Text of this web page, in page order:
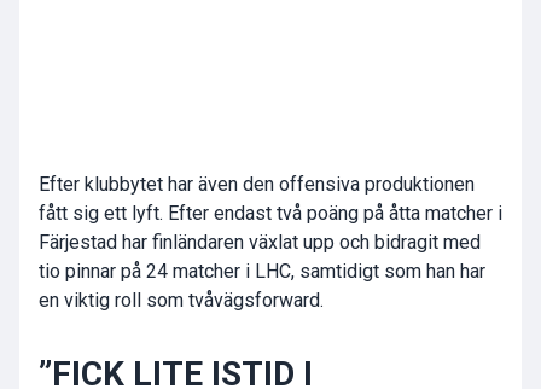
Efter klubbytet har även den offensiva produktionen
fått sig ett lyft. Efter endast två poäng på åtta matcher i
Färjestad har finländaren växlat upp och bidragit med
tio pinnar på 24 matcher i LHC, samtidigt som han har
en viktig roll som tvåvägsforward.
”FICK LITE ISTID I